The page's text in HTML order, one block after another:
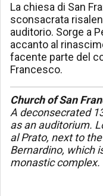
La chiesa di San
sconsacrata
auditorio. Sorge a
accanto al
facente parte del
Francesco.
Church of San
A deconsecrated
as an auditorium.
al Prato, next to
Bernardino, which
monastic complex.